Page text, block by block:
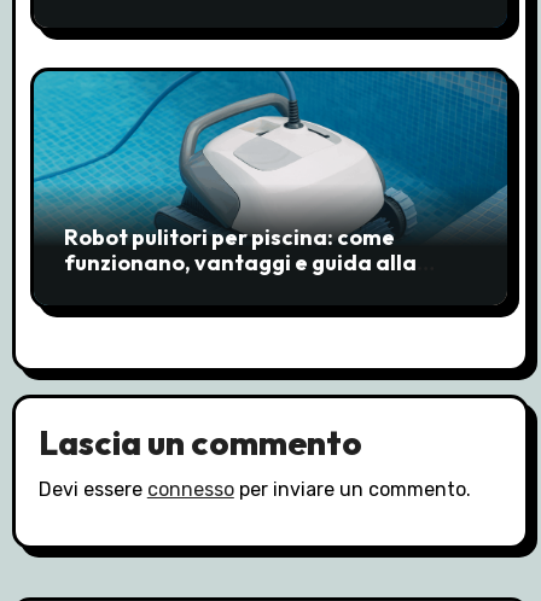
l
i
Robot pulitori per piscina: come
funzionano, vantaggi e guida alla
Lascia un commento
Devi essere connessoper inviare un commento.